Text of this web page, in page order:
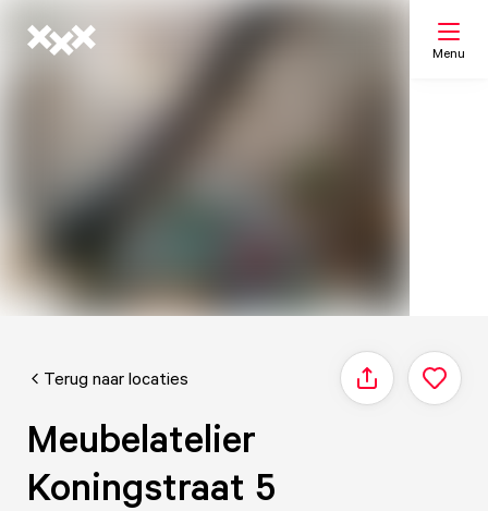
Menu
Terug naar locaties Delen
Meubelatelier
Koningstraat 5